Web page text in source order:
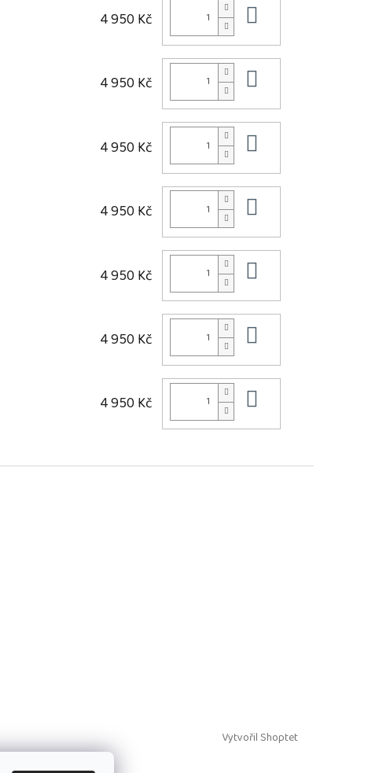
4 950 Kč
4 950 Kč
4 950 Kč
4 950 Kč
4 950 Kč
4 950 Kč
4 950 Kč
Vytvořil Shoptet